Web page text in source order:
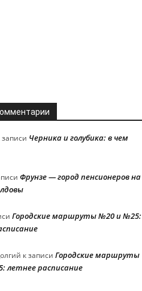
записи Черника и голубика: в чем
Фрунзе — город пенсионеров на
Городские маршруты №20 и №25:
к записи Городские маршруты
летнее расписание